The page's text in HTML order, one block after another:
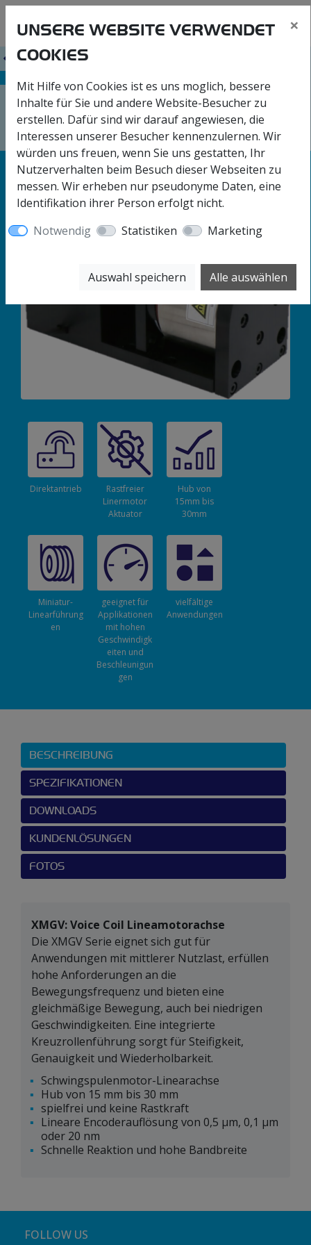
ZURÜCK
SCHWINGSPULENACHSEN (VOICE COIL
STAGES)
XMGV
Direktantrieb
Rastfreier
Linermotor
Aktuator
Hub von
15mm bis
30mm
Miniatur-
Linearführung
en
geeignet für
Applikationen
mit hohen
Geschwindigk
eiten und
Beschleunigun
gen
vielfältige
Anwendungen
BESCHREIBUNG
SPEZIFIKATIONEN
DOWNLOADS
KUNDENLÖSUNGEN
FOTOS
XMGV: Voice Coil Lineamotorachse
Die XMGV Serie eignet sich gut für
Anwendungen mit mittlerer Nutzlast, erfüllen
hohe Anforderungen an die
Bewegungsfrequenz und bieten eine
gleichmäßige Bewegung, auch bei niedrigen
Geschwindigkeiten. Eine integrierte
Kreuzrollenführung sorgt für Steifigkeit,
Genauigkeit und Wiederholbarkeit.
Schwingspulenmotor-Linearachse
Hub von 15 mm bis 30 mm
spielfrei und keine Rastkraft
Lineare Encoderauflösung von 0,5 μm, 0,1 μm
oder 20 nm
Schnelle Reaktion und hohe Bandbreite
FOLLOW US
UNSERE WEBSITE VERWENDET
COOKIES
×
Mit Hilfe von Cookies ist es uns moglich, bessere
Inhalte für Sie und andere Website-Besucher zu
erstellen. Dafür sind wir darauf angewiesen, die
Interessen unserer Besucher kennenzulernen. Wir
würden uns freuen, wenn Sie uns gestatten, Ihr
Nutzerverhalten beim Besuch dieser Webseiten zu
messen. Wir erheben nur pseudonyme Daten, eine
Identifikation ihrer Person erfolgt nicht.
Notwendig
Statistiken Marketing
Auswahl speichern Alle auswählen